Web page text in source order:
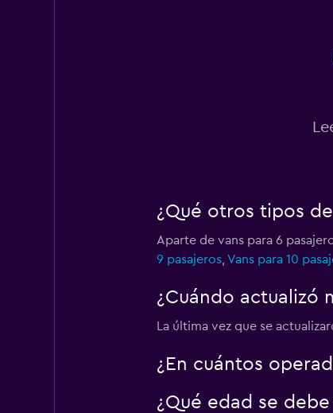
3 puntos de
¿Qué otros tipos
Aparte de vans para 6
9 pasajeros, Vans para 10
¿Cuándo actualizó
La última vez que se
¿En cuántos
¿Qué edad se